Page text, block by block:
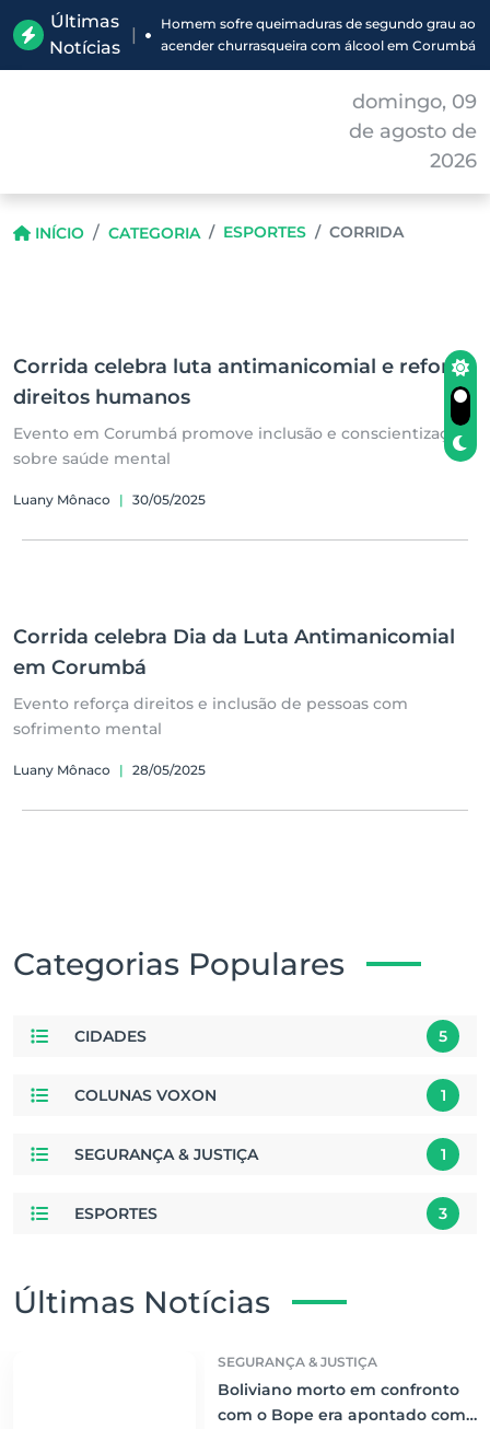
Últimas
Notícias
|
Homem sofre queimaduras de segundo grau ao
acender churrasqueira com álcool em Corumbá
domingo, 09
de agosto de
2026
INÍCIO CATEGORIA ESPORTES CORRIDA
Corrida celebra luta antimanicomial e reforça
direitos humanos
Evento em Corumbá promove inclusão e conscientização
sobre saúde mental
Luany Mônaco | 30/05/2025
Corrida celebra Dia da Luta Antimanicomial
em Corumbá
Evento reforça direitos e inclusão de pessoas com
sofrimento mental
Luany Mônaco | 28/05/2025
Categorias Populares
CIDADES 5
COLUNAS VOXON 1
SEGURANÇA & JUSTIÇA 1
ESPORTES 3
Últimas Notícias
SEGURANÇA & JUSTIÇA
Boliviano morto em confronto
com o Bope era apontado como